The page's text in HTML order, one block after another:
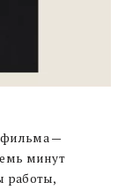
фильма —
минут
работы,